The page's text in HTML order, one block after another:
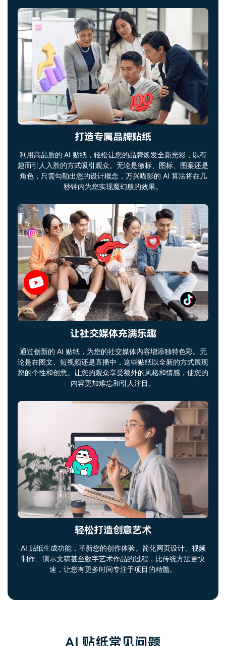
打造专属品牌贴纸
利用高品质的 AI 贴纸，轻松让您的品牌焕发全新光彩，以有
趣而引人入胜的方式吸引观众。无论是徽标、图标、图案还是
角色，只需勾勒出您的设计概念，万兴喵影的 AI 算法将在几
秒钟内为您实现魔幻般的效果。
让社交媒体充满乐趣
通过创新的 AI 贴纸，为您的社交媒体内容增添独特色彩。无
论是在图文、短视频还是直播中，这些贴纸以全新的方式展现
您的个性和创意。让您的观众享受额外的风格和情感，使您的
内容更加难忘和引人注目。
轻松打造创意艺术
AI 贴纸生成功能，革新您的创作体验。简化网页设计、视频
制作、演示文稿甚至数字艺术作品的过程，比传统方法更快
速，让您有更多时间专注于项目的精髓。
AI 贴纸常见问题